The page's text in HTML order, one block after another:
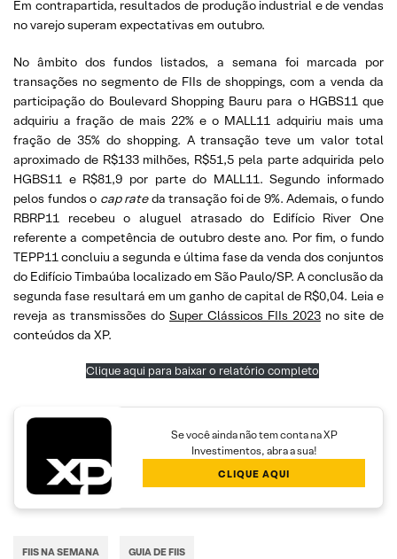
Em contrapartida, resultados de produção industrial e de vendas
no varejo superam expectativas em outubro.
No âmbito dos fundos listados, a semana foi marcada por
transações no segmento de FIIs de shoppings, com a venda da
participação do Boulevard Shopping Bauru para o HGBS11 que
adquiriu a fração de mais 22% e o MALL11 adquiriu mais uma
fração de 35% do shopping. A transação teve um valor total
aproximado de R$133 milhões, R$51,5 pela parte adquirida pelo
HGBS11 e R$81,9 por parte do MALL11. Segundo informado
pelos fundos o cap rateda transação foi de 9%. Ademais, o fundo
RBRP11 recebeu o aluguel atrasado do Edifício River One
referente a competência de outubro deste ano. Por fim, o fundo
TEPP11 concluiu a segunda e última fase da venda dos conjuntos
do Edifício Timbaúba localizado em São Paulo/SP. A conclusão da
segunda fase resultará em um ganho de capital de R$0,04. Leia e
reveja as transmissões do Super Clássicos FIIs 2023 no site de
conteúdos da XP.
Clique aqui para baixar o relatório completo
Se você ainda não tem conta na XP
Investimentos, abra a sua!
CLIQUE AQUI
FIIS NA SEMANA GUIA DE FIIS